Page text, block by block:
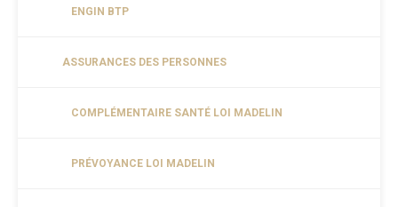
ENGIN BTP
ASSURANCES DES PERSONNES
COMPLÉMENTAIRE SANTÉ LOI MADELIN
PRÉVOYANCE LOI MADELIN